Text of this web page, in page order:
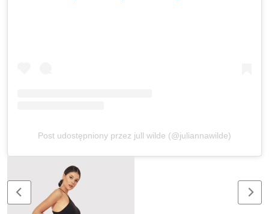
Post udostępniony przez jull wilde (@juliannawilde)